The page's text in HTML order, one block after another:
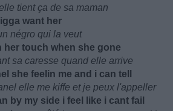
tient ça de sa maman
want her
négro qui la veut
touch when she gone
sa caresse quand elle arrive
she feelin me and i can tell
elle me kiffe et je peux l'appeller
by my side i feel like i cant fail